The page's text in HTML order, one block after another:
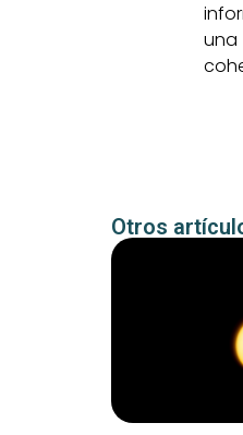
una
Otros